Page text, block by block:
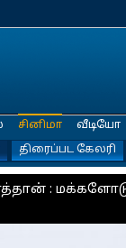
சினிமா
திரைப்பட கேலரி
வீடியோ
: